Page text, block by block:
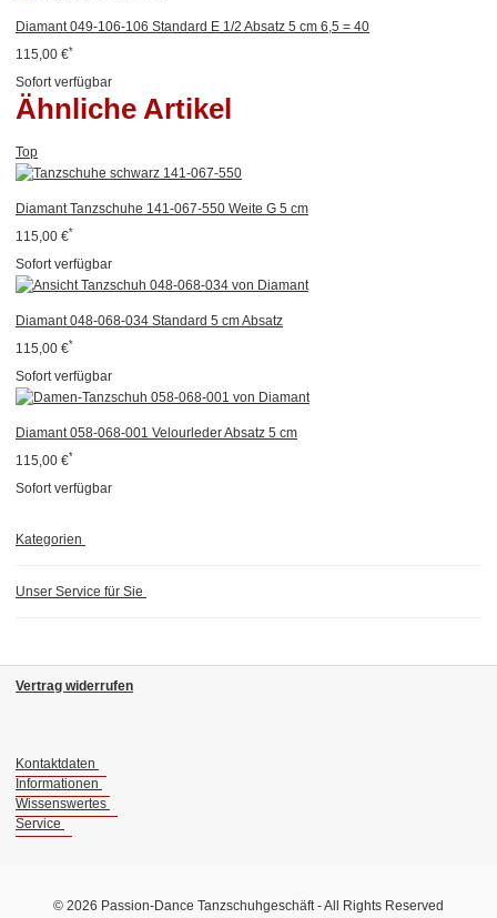
Diamant 049-106-106 Standard E 1/2 Absatz 5 cm 6,5 = 40
115,00 €*
Sofort verfügbar
Ähnliche Artikel
Top
Diamant Tanzschuhe 141-067-550 Weite G 5 cm
115,00 €*
Sofort verfügbar
Diamant 048-068-034 Standard 5 cm Absatz
115,00 €*
Sofort verfügbar
Diamant 058-068-001 Velourleder Absatz 5 cm
115,00 €*
Sofort verfügbar
Kategorien
Unser Service für Sie
Vertrag widerrufen
Kontaktdaten
Informationen
Wissenswertes
Service
© 2026 Passion-Dance Tanzschuhgeschäft - All Rights Reserved